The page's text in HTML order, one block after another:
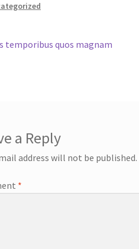
temporibus quos magnam
a Reply
address will not be published.
*